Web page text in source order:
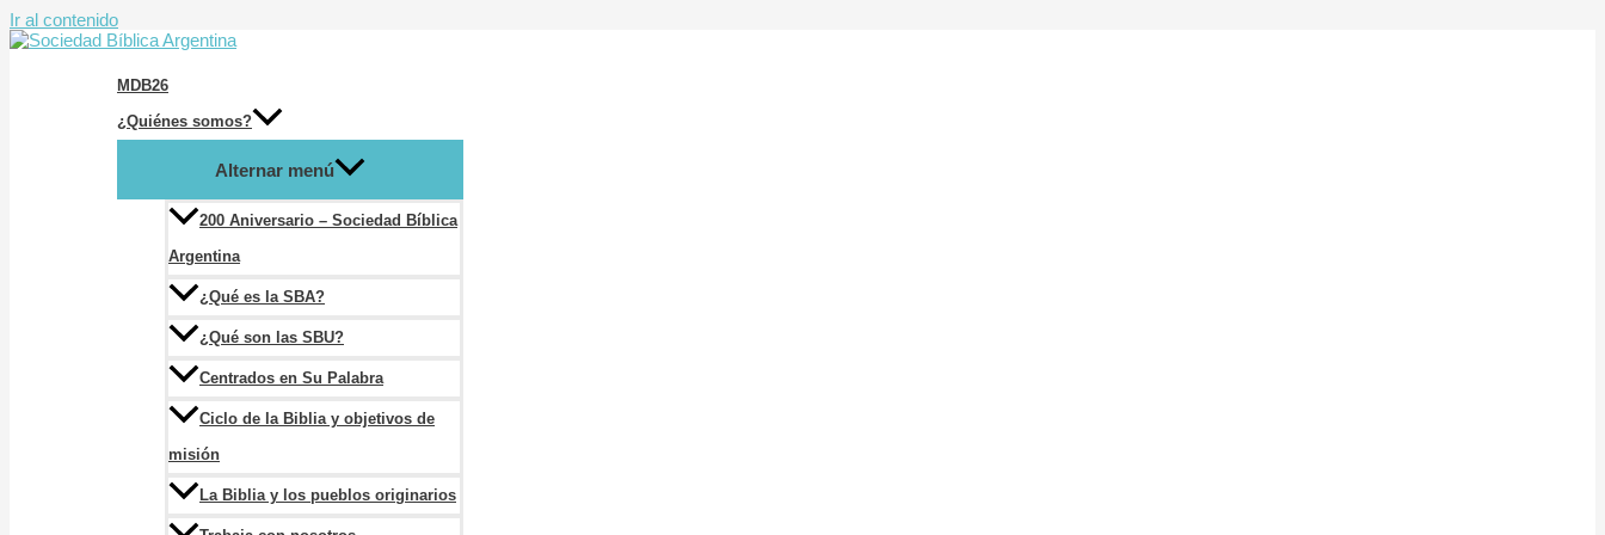
Ir al contenido
MDB26
¿Quiénes somos?
Alternar menú
200 Aniversario – Sociedad Bíblica
Argentina
¿Qué es la SBA?
¿Qué son las SBU?
Centrados en Su Palabra
Ciclo de la Biblia y objetivos de
misión
La Biblia y los pueblos originarios